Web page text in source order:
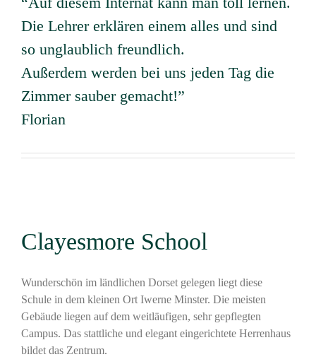
Die Lehrer erklären einem alles und sind
so unglaublich freundlich.
Außerdem werden bei uns jeden Tag die
Zimmer sauber gemacht!”
Florian
Clayesmore School
Wunderschön im ländlichen Dorset gelegen liegt diese
Schule in dem kleinen Ort Iwerne Minster. Die meisten
Gebäude liegen auf dem weitläufigen, sehr gepflegten
Campus. Das stattliche und elegant eingerichtete Herrenhaus
bildet das Zentrum.